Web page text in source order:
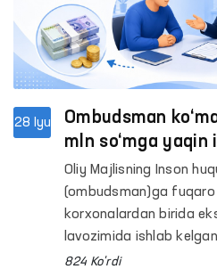
28 Iyu
Ombudsman
mln so‘mga yaqin
kompensatsiya
Oliy Majlisning Inson
(ombudsman)ga
korxonalardan birida
lavozimida ishlab
may oylari uchun ish
824 Ko'rdi